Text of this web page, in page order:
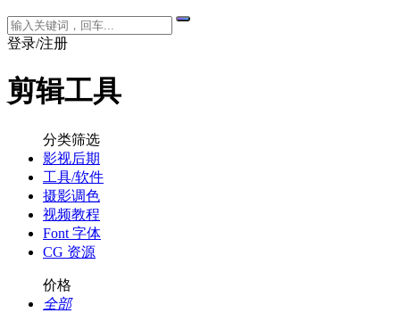
登录/注册
剪辑工具
分类筛选
影视后期
工具/软件
摄影调色
视频教程
Font 字体
CG 资源
价格
全部